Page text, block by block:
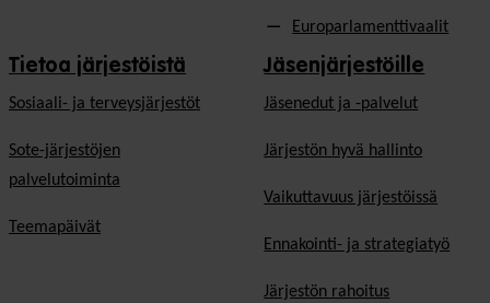
Europarlamenttivaalit
Tietoa järjestöistä
Sosiaali- ja terveysjärjestöt
Sote-järjestöjen
palvelutoiminta
Teemapäivät
Jäsenjärjestöille
Jäsen­edut ja -palvelut
Järjestön hyvä hallinto
Vaikuttavuus järjestöissä
Ennakointi- ja strategiatyö
Järjestön rahoitus